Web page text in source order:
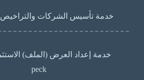
خدمة تأسيس الشركات والتراخيص
peck